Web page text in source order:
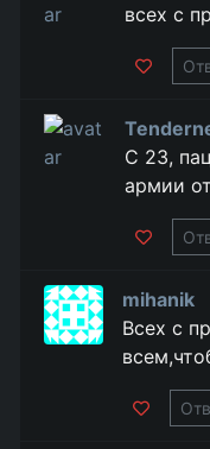
всех с
С 23,
армии
mihanik
Всех с